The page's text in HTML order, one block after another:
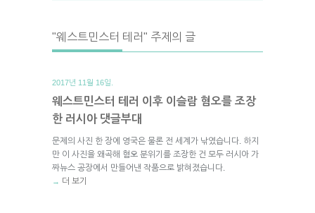
"웨스트민스터 테러" 주제의 글
2017년 11월 16일.
웨스트민스터 테러 이후 이슬람 혐오를 조장
한 러시아 댓글부대
문제의 사진 한 장에 영국은 물론 전 세계가 낚였습니다. 하지
만 이 사진을 왜곡해 혐오 분위기를 조장한 건 모두 러시아 가
짜뉴스 공장에서 만들어낸 작품으로 밝혀졌습니다.
→ 더 보기